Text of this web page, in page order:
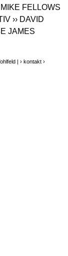
MIKE FELLOWS
›› DAVID
JAMES
|› kontakt ›